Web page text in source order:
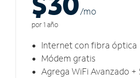
/mo
por 1 año
Internet con fibra óptica
Módem gratis
Agrega WiFi Avanzado +